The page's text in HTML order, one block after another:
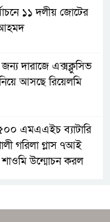
১১ দলীয় জোটের
আহমদ
জন্য দারাজে এক্সক্লুসিভ
আসছে রিয়েলমি
এমএএইচ ব্যাটারি
গরিলা গ্লাস ৭আই
শাওমি উন্মোচন করল
চ্যাম্পিয়ন্স লীগ